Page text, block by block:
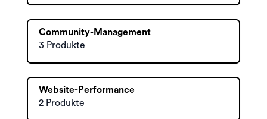
Community-Management
3 Produkte
Website-Performance
2 Produkte